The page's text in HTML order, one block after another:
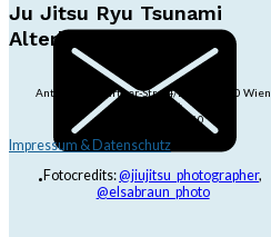
Ju Jitsu Ryu Tsunami
Alterlaa
Anton-Baumgartner-Str. 44/B8/01, 1230 Wien
dojo@jjrt.at
+43 6991 171 81 60
Impressum & Datenschutz
Fotocredits:@jiujitsu_photographer,
@elsabraun_photo